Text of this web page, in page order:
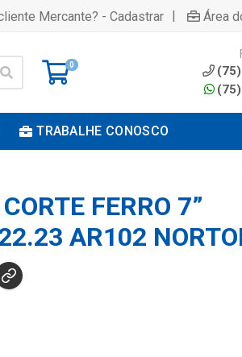
Mercante? - Cadastrar | Área
0
TRABALHE CONOSCO
FERRO 7”
AR102